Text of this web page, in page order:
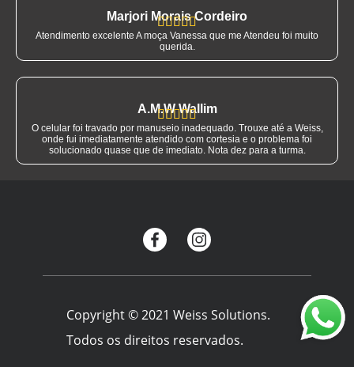
Marjori Morais Cordeiro

Atendimento excelente A moça Vanessa que me Atendeu foi muito
querida.
A.M.W Wallim

O celular foi travado por manuseio inadequado. Trouxe até a Weiss,
onde fui imediatamente atendido com cortesia e o problema foi
solucionado quase que de imediato. Nota dez para a turma.
Copyright © 2021 Weiss Solutions.
Todos os direitos reservados.